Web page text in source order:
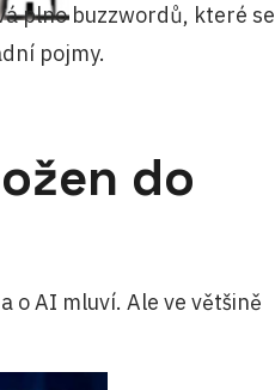
plno buzzwordů, které se
pojmy.
do
o AI mluví. Ale ve většině